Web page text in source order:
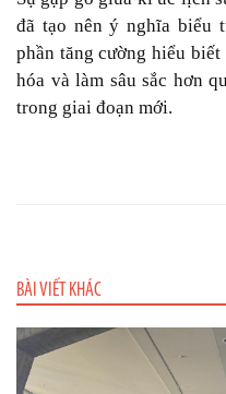
đã tạo nên ý nghĩa biểu
phần tăng cường hiểu
hóa và làm sâu sắc hơn
trong giai đoạn mới.
BÀI VIẾT KHÁC